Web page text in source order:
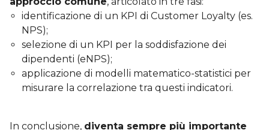
identificazione di un KPI di Customer Loyalty (es.
NPS);
selezione di un KPI per la soddisfazione dei
dipendenti (eNPS);
applicazione di modelli matematico-statistici per
misurare la correlazione tra questi indicatori.
In conclusione, diventa sempre più importante